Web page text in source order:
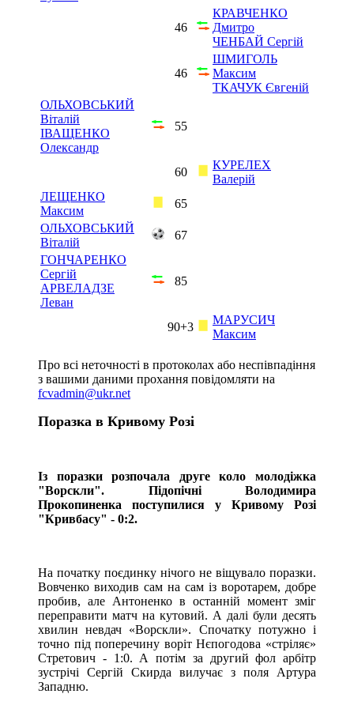
46
КРАВЧЕНКО
Дмитро
ЧЕНБАЙ Сергій
46
ШМИГОЛЬ
Максим
ТКАЧУК Євгеній
ОЛЬХОВСЬКИЙ
Віталій
ІВАЩЕНКО
Олександр
55
60
КУРЕЛЕХ
Валерій
ЛЕЩЕНКО
Максим
65
ОЛЬХОВСЬКИЙ
Віталій
67
ГОНЧАРЕНКО
Сергій
АРВЕЛАДЗЕ
Леван
85
90+3
МАРУСИЧ
Максим
Про всі неточності в протоколах або неспівпадіння
з вашими даними прохання повідомляти на
fcvadmin@ukr.net
Поразка в Кривому Розі
Із поразки розпочала друге коло молодіжка
"Ворскли". Підопічні Володимира
Прокопиненка поступилися у Кривому Розі
"Кривбасу" - 0:2.
На початку поєдинку нічого не віщувало поразки.
Вовченко виходив сам на сам із воротарем, добре
пробив, але Антоненко в останній момент зміг
переправити матч на кутовий. А далі були десять
хвилин невдач «Ворскли». Спочатку потужно і
точно під поперечину воріт Нєпогодова «стріляє»
Стретович - 1:0. А потім за другий фол арбітр
зустрічі Сергій Скирда вилучає з поля Артура
Западню.